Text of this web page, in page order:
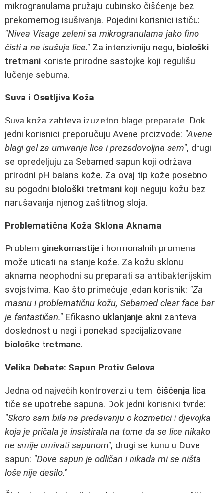
mikrogranulama pružaju dubinsko čišćenje bez
prekomernog isušivanja. Pojedini korisnici ističu:
"Nivea Visage zeleni sa mikrogranulama jako fino
čisti a ne isušuje lice." Za intenzivniju negu, biološki
tretmani koriste prirodne sastojke koji regulišu
lučenje sebuma.
Suva i Osetljiva Koža
Suva koža zahteva izuzetno blage preparate. Dok
jedni korisnici preporučuju Avene proizvode: "Avene
blagi gel za umivanje lica i prezadovoljna sam", drugi
se opredeljuju za Sebamed sapun koji održava
prirodni pH balans kože. Za ovaj tip kože posebno
su pogodni biološki tretmani koji neguju kožu bez
narušavanja njenog zaštitnog sloja.
Problematična Koža Sklona Aknama
Problem ginekomastije i hormonalnih promena
može uticati na stanje kože. Za kožu sklonu
aknama neophodni su preparati sa antibakterijskim
svojstvima. Kao što primećuje jedan korisnik: "Za
masnu i problematičnu kožu, Sebamed clear face bar
je fantastičan." Efikasno uklanjanje akni zahteva
doslednost u negi i ponekad specijalizovane
biološke tretmane.
Velika Debate: Sapun Protiv Gelova
Jedna od najvećih kontroverzi u temi čišćenja lica
tiče se upotrebe sapuna. Dok jedni korisniki tvrde:
"Skoro sam bila na predavanju o kozmetici i djevojka
koja je pričala je insistirala na tome da se lice nikako
ne smije umivati sapunom", drugi se kunu u Dove
sapun: "Dove sapun je odličan i nikada mi se ništa
loše nije desilo."